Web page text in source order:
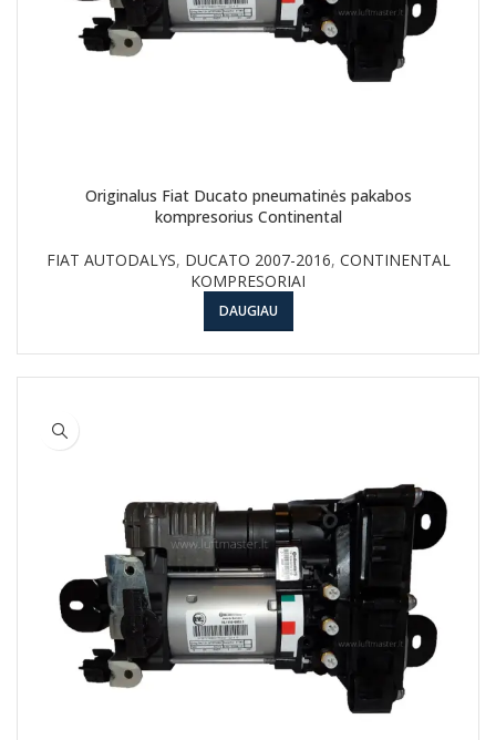
Originalus Fiat Ducato pneumatinės pakabos
kompresorius Continental
FIAT AUTODALYS, DUCATO 2007-2016, CONTINENTAL
KOMPRESORIAI
DAUGIAU